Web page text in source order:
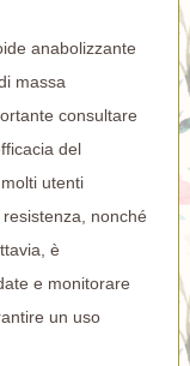
anabolizzante
massa
consultare
del
utenti
nonché
è
e monitorare
un uso